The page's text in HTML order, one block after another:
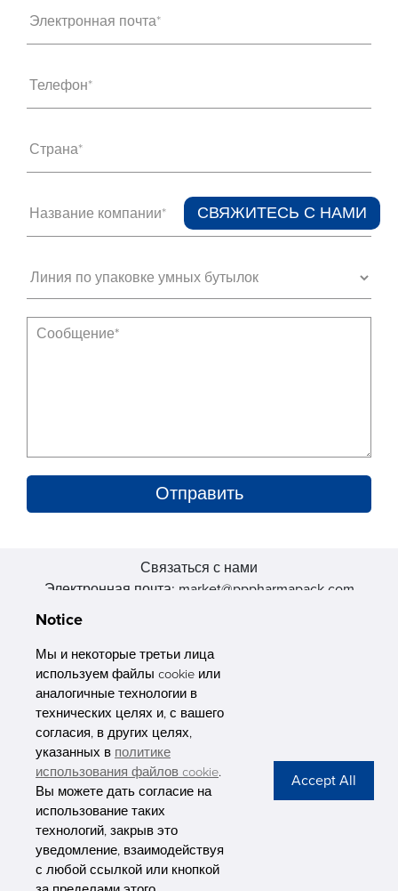
Электронная почта*
Телефон*
Страна*
Название компании*
Связаться с нами
Электронная почта: market@pppharmapack.com
511356, Гуанчжоу, провинция GU case G building, Китай
PHARMAPACK
ABOUT US
Privacy Stateme
СВЯЖИТЕСЬ С НАМИ​
Notice
Мы и некоторые третьи лица
используем файлы cookie или
аналогичные технологии в
технических целях и, с вашего
согласия, в других целях,
указанных в политике
использования файлов cookie.
Вы можете дать согласие на
использование таких
технологий, закрыв это
уведомление, взаимодействуя
с любой ссылкой или кнопкой